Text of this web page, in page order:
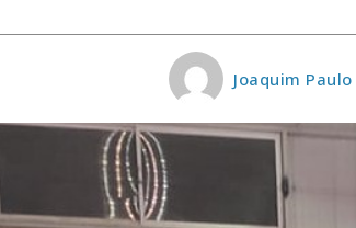
Joaquim Paulo